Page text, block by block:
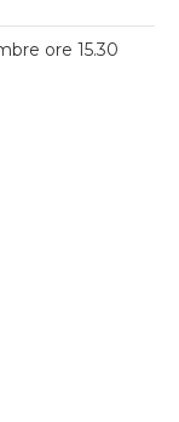
ore 15.30